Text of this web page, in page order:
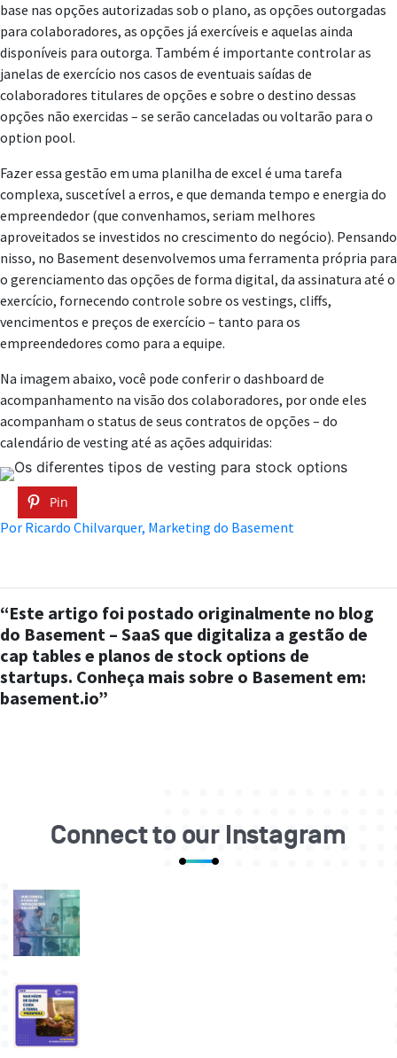
base nas opções autorizadas sob o plano, as opções outorgadas
para colaboradores, as opções já exercíveis e aquelas ainda
disponíveis para outorga. Também é importante controlar as
janelas de exercício nos casos de eventuais saídas de
colaboradores titulares de opções e sobre o destino dessas
opções não exercidas – se serão canceladas ou voltarão para o
option pool.
Fazer essa gestão em uma planilha de excel é uma tarefa
complexa, suscetível a erros, e que demanda tempo e energia do
empreendedor (que convenhamos, seriam melhores
aproveitados se investidos no crescimento do negócio). Pensando
nisso, no Basement desenvolvemos uma ferramenta própria para
o gerenciamento das opções de forma digital, da assinatura até o
exercício, fornecendo controle sobre os vestings, cliffs,
vencimentos e preços de exercício – tanto para os
empreendedores como para a equipe.
Na imagem abaixo, você pode conferir o dashboard de
acompanhamento na visão dos colaboradores, por onde eles
acompanham o status de seus contratos de opções – do
calendário de vesting até as ações adquiridas:
Pin
Por Ricardo Chilvarquer, Marketing do Basement
“Este artigo foi postado originalmente no blog
do Basement – SaaS que digitaliza a gestão de
cap tables e planos de stock options de
startups. Conheça mais sobre o Basement em:
basement.io”
Connect to our Instagram